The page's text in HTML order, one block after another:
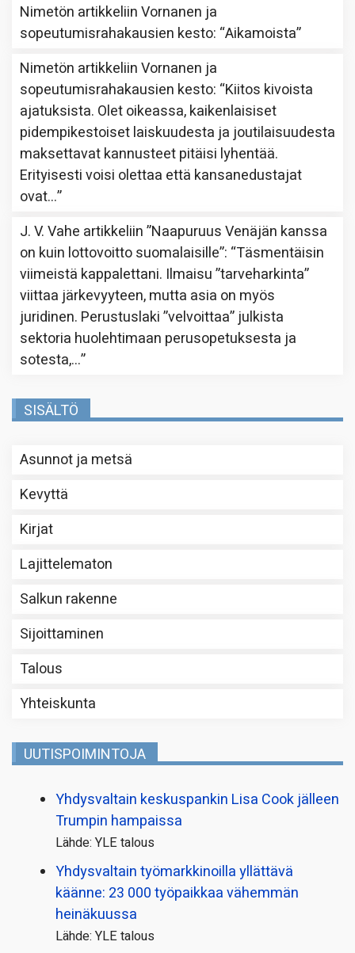
Nimetön artikkeliinVornanen ja
sopeutumisrahakausien kesto: “Aikamoista”
Nimetön artikkeliinVornanen ja
sopeutumisrahakausien kesto: “Kiitos kivoista
ajatuksista. Olet oikeassa, kaikenlaisiset
pidempikestoiset laiskuudesta ja joutilaisuudesta
maksettavat kannusteet pitäisi lyhentää.
Erityisesti voisi olettaa että kansanedustajat
ovat…”
J. V. Vahe artikkeliin”Naapuruus Venäjän kanssa
on kuin lottovoitto suomalaisille”: “Täsmentäisin
viimeistä kappalettani. Ilmaisu ”tarveharkinta”
viittaa järkevyyteen, mutta asia on myös
juridinen. Perustuslaki ”velvoittaa” julkista
sektoria huolehtimaan perusopetuksesta ja
sotesta,…”
SISÄLTÖ
Asunnot ja metsä
Kevyttä
Kirjat
Lajittelematon
Salkun rakenne
Sijoittaminen
Talous
Yhteiskunta
UUTISPOIMINTOJA
Yhdysvaltain keskuspankin Lisa Cook jälleen
Trumpin hampaissa
Lähde: YLE talous
Yhdysvaltain työmarkkinoilla yllättävä
käänne: 23 000 työpaikkaa vähemmän
heinäkuussa
Lähde: YLE talous